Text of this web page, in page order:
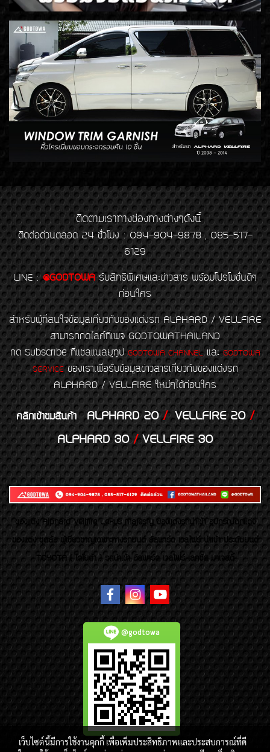
ติดตามเราทางช่องทางต่างๆดังนี้
ติดต่อด่วนตลอด 24 ชั่วโมง : 094-904-9878 , 085-517-
6129
LINE : @GODTOWA รับสิทธิพิเศษและข่าวสาร พร้อมโปรโมชั่นดีๆ
ก่อนใคร
สำหรับผู้ที่สนใจข้อมูลเกี่ยวกับของแต่งรถ ALPHARD / VELLFIRE
สามารถกดไลค์ที่เพจ GODTOWATHAILAND
กด Subscribe ที่แชลแนลยูทูป GODTOWA CHANNELและGODTOWA
SERVICEของเราเพื่อรับข้อมูลข่าวสารเกี่ยวกับของแต่งรถ
ALPHARD / VELLFIRE ใหม่ๆได้ก่อนใคร
คลิกเข้าชมสินค้า ALPHARD 20/VELLFIRE 20/
ALPHARD 30/VELLFIRE 30
ของเเต่ง Alphard Vellfire Lexus Majesty ของเเต่งรถนำเข้า อุปกรณ์ตกแต่ง
ของแต่ง ชุดล้อ ผู้เชี่ยวชาญเฉพาะทางรถยนต์ อัลพาร์ด เวลไฟร์ นำเข้า ประดับยนต์
TOYOTA ( โตโยต้า ) รถนำเข้า อัลพาร์ด เวลไฟร์ เลกซัส มาเจสตี้
@godtowa
เว็บไซต์นี้มีการใช้งานคุกกี้ เพื่อเพิ่มประสิทธิภาพและประสบการณ์ที่ดี